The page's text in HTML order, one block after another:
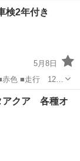
検2年付き
5月8日
色 ■走行 12…
クア
アクア 各種オ